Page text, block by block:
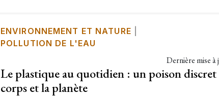
ENVIRONNEMENT ET NATURE
POLLUTION DE L'EAU
Dernière mise à
Le plastique au quotidien : un poison
corps et la planète